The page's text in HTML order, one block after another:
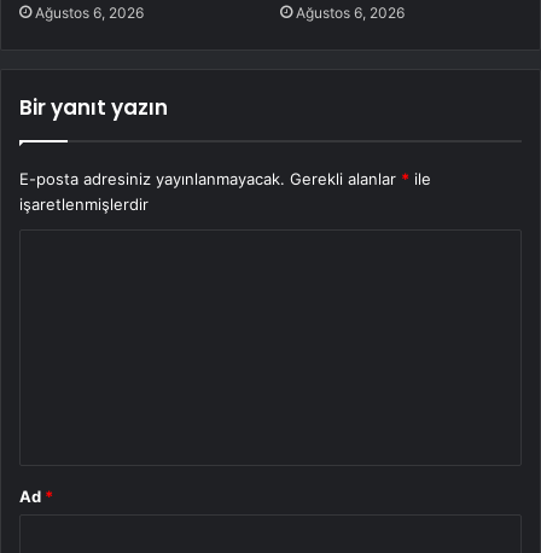
Ağustos 6, 2026 Ağustos 6, 2026
Bir yanıt yazın
E-posta adresiniz yayınlanmayacak. Gerekli alanlar * ile
işaretlenmişlerdir
Ad *